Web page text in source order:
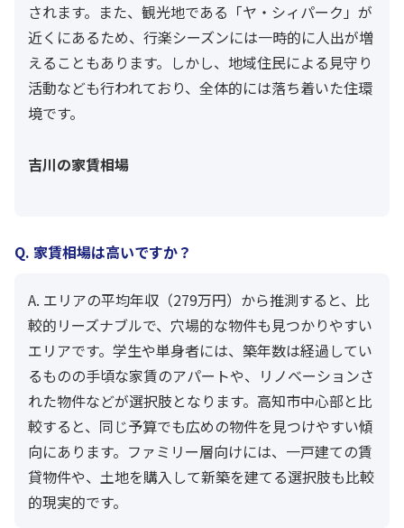
されます。また、観光地である「ヤ・シィパーク」が
近くにあるため、行楽シーズンには一時的に人出が増
えることもあります。しかし、地域住民による見守り
活動なども行われており、全体的には落ち着いた住環
境です。
吉川の家賃相場
Q. 家賃相場は高いですか？
A. エリアの平均年収（279万円）から推測すると、比
較的リーズナブルで、穴場的な物件も見つかりやすい
エリアです。学生や単身者には、築年数は経過してい
るものの手頃な家賃のアパートや、リノベーションさ
れた物件などが選択肢となります。高知市中心部と比
較すると、同じ予算でも広めの物件を見つけやすい傾
向にあります。ファミリー層向けには、一戸建ての賃
貸物件や、土地を購入して新築を建てる選択肢も比較
的現実的です。